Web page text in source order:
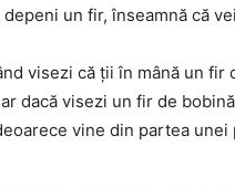
un fir, înseamnă că
visezi că ții în mână un fir
dacă visezi un fir de
vine din partea unei